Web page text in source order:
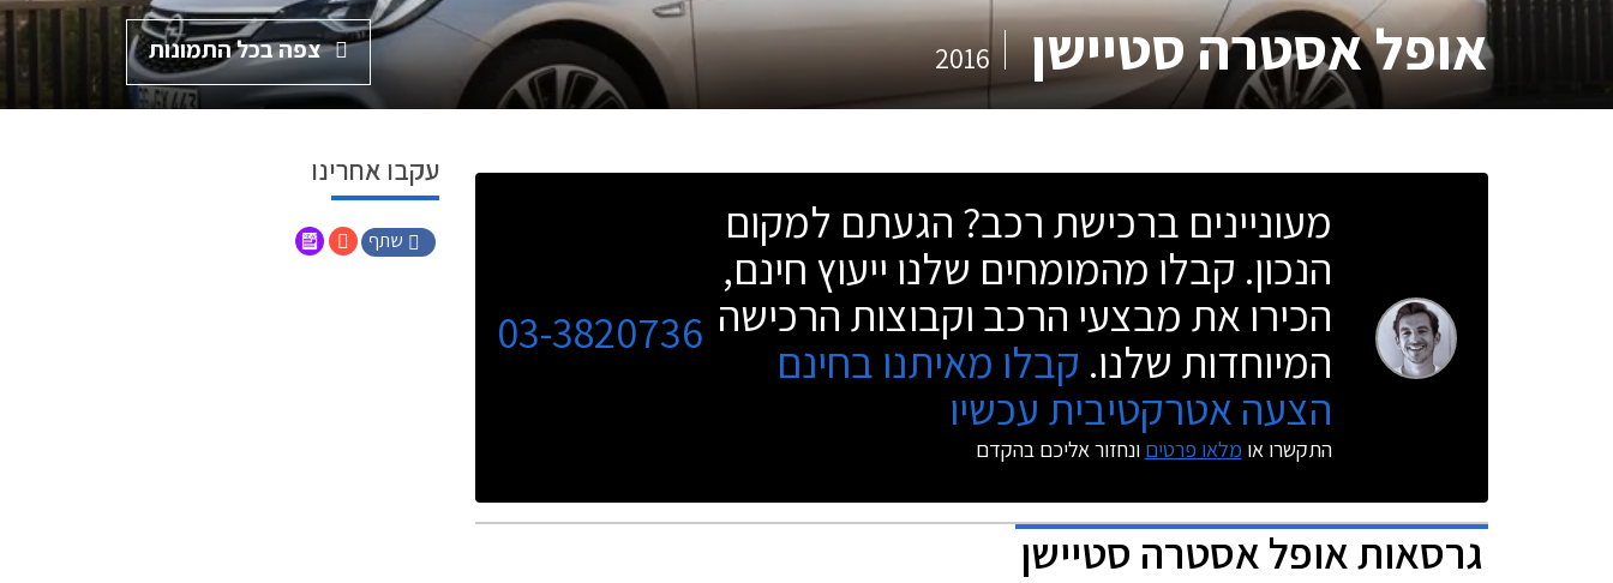
אופל אסטרה סטיישן 2016 צפה בכל התמונות
מעוניינים ברכישת רכב? הגעתם למקום
הנכון. קבלו מהמומחים שלנו ייעוץ חינם,
הכירו את מבצעי הרכב וקבוצות הרכישה
המיוחדות שלנו. קבלו מאיתנו בחינם
הצעה אטרקטיבית עכשיו
התקשרו או מלאו פרטים ונחזור אליכם בהקדם
03-3820736
גרסאותאופל אסטרה סטיישן
עקבו אחרינו
שתף